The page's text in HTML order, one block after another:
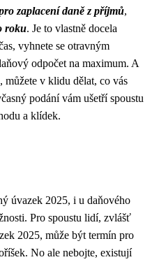
zaplacení daně z příjmů,
roku. Je to vlastně docela
vyhnete se otravným
odpočet na maximum. A
můžete v klidu dělat, co vás
podání vám ušetří spoustu
a klídek.
úvazek 2025, i u daňového
Pro spoustu lidí, zvlášť
2025, může být termín pro
No ale nebojte, existují